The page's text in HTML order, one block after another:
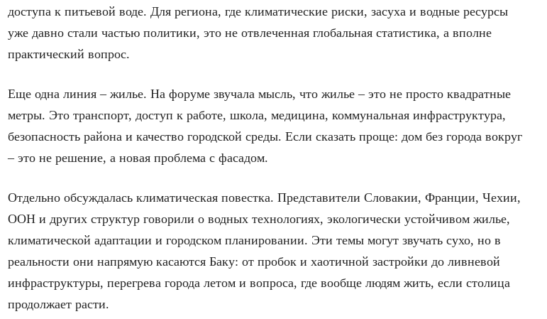
доступа к питьевой воде. Для региона, где климатические риски, засуха и водные ресурсы
уже давно стали частью политики, это не отвлеченная глобальная статистика, а вполне
практический вопрос.
Еще одна линия – жилье. На форуме звучала мысль, что жилье – это не просто квадратные
метры. Это транспорт, доступ к работе, школа, медицина, коммунальная инфраструктура,
безопасность района и качество городской среды. Если сказать проще: дом без города вокруг
– это не решение, а новая проблема с фасадом.
Отдельно обсуждалась климатическая повестка. Представители Словакии, Франции, Чехии,
ООН и других структур говорили о водных технологиях, экологически устойчивом жилье,
климатической адаптации и городском планировании. Эти темы могут звучать сухо, но в
реальности они напрямую касаются Баку: от пробок и хаотичной застройки до ливневой
инфраструктуры, перегрева города летом и вопроса, где вообще людям жить, если столица
продолжает расти.